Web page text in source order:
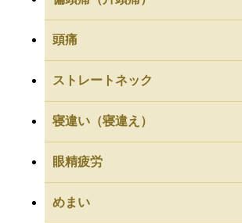
頭痛
ストレートネック
寝違い（寝違え）
眼精疲労
めまい